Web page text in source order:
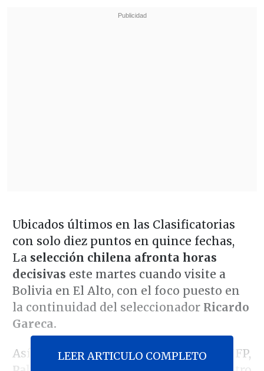
Ubicados últimos en las Clasificatorias
con solo diez puntos en quince fechas,
La selección chilena afronta horas
decisivas este martes cuando visite a
Bolivia en El Alto, con el foco puesto en
la continuidad del seleccionador Ricardo
Gareca.
Así lo reconoció el presidente de la ANFP,
LEER ARTICULO COMPLETO